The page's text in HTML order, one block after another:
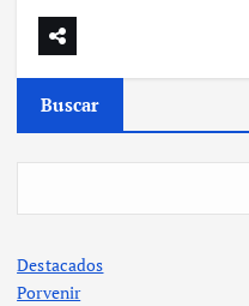
Buscar
Destacados
Porvenir